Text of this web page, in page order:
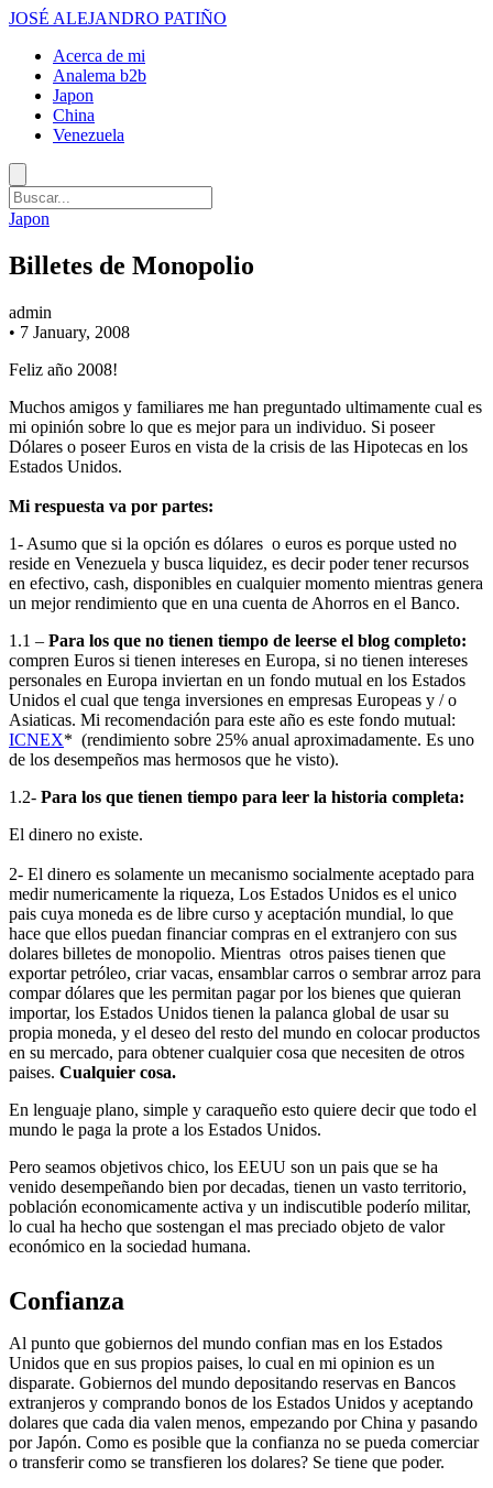
JOSÉ ALEJANDRO PATIÑO
Acerca de mi
Analema b2b
Japon
China
Venezuela
Japon
Billetes de Monopolio
admin
• 7 January, 2008
Feliz año 2008!
Muchos amigos y familiares me han preguntado ultimamente cual es
mi opinión sobre lo que es mejor para un individuo. Si poseer
Dólares o poseer Euros en vista de la crisis de las Hipotecas en los
Estados Unidos.
Mi respuesta va por partes:
1- Asumo que si la opción es dólares o euros es porque usted no
reside en Venezuela y busca liquidez, es decir poder tener recursos
en efectivo, cash, disponibles en cualquier momento mientras genera
un mejor rendimiento que en una cuenta de Ahorros en el Banco.
1.1 – Para los que no tienen tiempo de leerse el blog completo:
compren Euros si tienen intereses en Europa, si no tienen intereses
personales en Europa inviertan en un fondo mutual en los Estados
Unidos el cual que tenga inversiones en empresas Europeas y / o
Asiaticas. Mi recomendación para este año es este fondo mutual:
ICNEX* (rendimiento sobre 25% anual aproximadamente. Es uno
de los desempeños mas hermosos que he visto).
1.2- Para los que tienen tiempo para leer la historia completa:
El dinero no existe.
2- El dinero es solamente un mecanismo socialmente aceptado para
medir numericamente la riqueza, Los Estados Unidos es el unico
pais cuya moneda es de libre curso y aceptación mundial, lo que
hace que ellos puedan financiar compras en el extranjero con sus
dolares billetes de monopolio. Mientras otros paises tienen que
exportar petróleo, criar vacas, ensamblar carros o sembrar arroz para
compar dólares que les permitan pagar por los bienes que quieran
importar, los Estados Unidos tienen la palanca global de usar su
propia moneda, y el deseo del resto del mundo en colocar productos
en su mercado, para obtener cualquier cosa que necesiten de otros
paises. Cualquier cosa.
En lenguaje plano, simple y caraqueño esto quiere decir que todo el
mundo le paga la prote a los Estados Unidos.
Pero seamos objetivos chico, los EEUU son un pais que se ha
venido desempeñando bien por decadas, tienen un vasto territorio,
población economicamente activa y un indiscutible poderío militar,
lo cual ha hecho que sostengan el mas preciado objeto de valor
económico en la sociedad humana.
Confianza
Al punto que gobiernos del mundo confian mas en los Estados
Unidos que en sus propios paises, lo cual en mi opinion es un
disparate. Gobiernos del mundo depositando reservas en Bancos
extranjeros y comprando bonos de los Estados Unidos y aceptando
dolares que cada dia valen menos, empezando por China y pasando
por Japón. Como es posible que la confianza no se pueda comerciar
o transferir como se transfieren los dolares? Se tiene que poder.